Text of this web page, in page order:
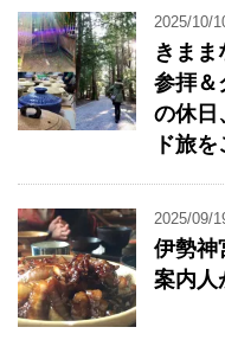
2025/10/
きまま
参拝＆
の休日
ド旅
2025/09/
伊勢神
案内人